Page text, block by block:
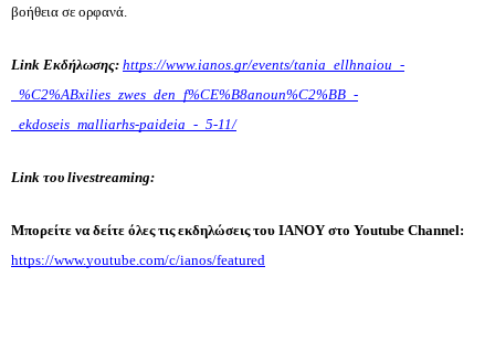
βοήθεια σε ορφανά.
Link Εκδήλωσης: https://www.ianos.gr/events/tania_ellhnaiou_-
_%C2%ABxilies_zwes_den_f%CE%B8anoun%C2%BB_-
_ekdoseis_malliarhs-paideia_-_5-11/
Link του livestreaming:
https://www.youtube.com/c/ianos/featured